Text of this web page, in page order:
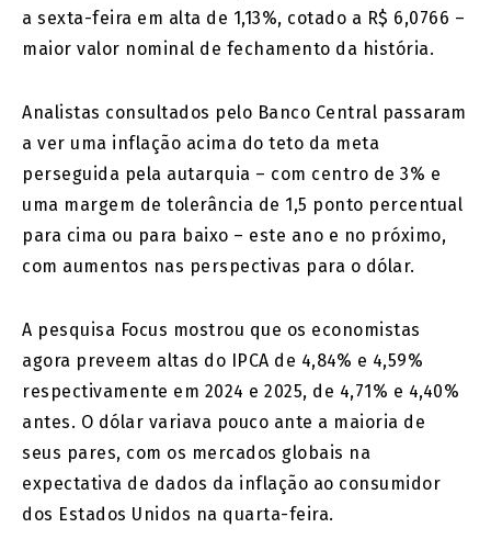
a sexta-feira em alta de 1,13%, cotado a R$ 6,0766 –
maior valor nominal de fechamento da história.
Analistas consultados pelo Banco Central passaram
a ver uma inflação acima do teto da meta
perseguida pela autarquia – com centro de 3% e
uma margem de tolerância de 1,5 ponto percentual
para cima ou para baixo – este ano e no próximo,
com aumentos nas perspectivas para o dólar.
A pesquisa Focus mostrou que os economistas
agora preveem altas do IPCA de 4,84% e 4,59%
respectivamente em 2024 e 2025, de 4,71% e 4,40%
antes. O dólar variava pouco ante a maioria de
seus pares, com os mercados globais na
expectativa de dados da inflação ao consumidor
dos Estados Unidos na quarta-feira.